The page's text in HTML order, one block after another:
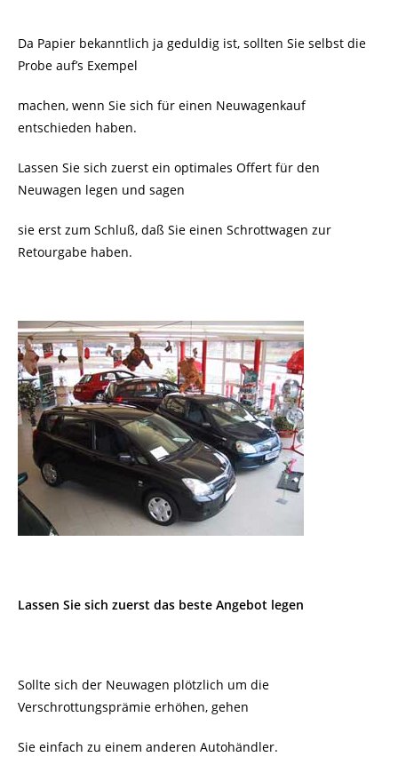
Da Papier bekanntlich ja geduldig ist, sollten Sie selbst die
Probe auf’s Exempel
machen, wenn Sie sich für einen Neuwagenkauf
entschieden haben.
Lassen Sie sich zuerst ein optimales Offert für den
Neuwagen legen und sagen
sie erst zum Schluß, daß Sie einen Schrottwagen zur
Retourgabe haben.
Lassen Sie sich zuerst das beste Angebot legen
Sollte sich der Neuwagen plötzlich um die
Verschrottungsprämie erhöhen, gehen
Sie einfach zu einem anderen Autohändler.